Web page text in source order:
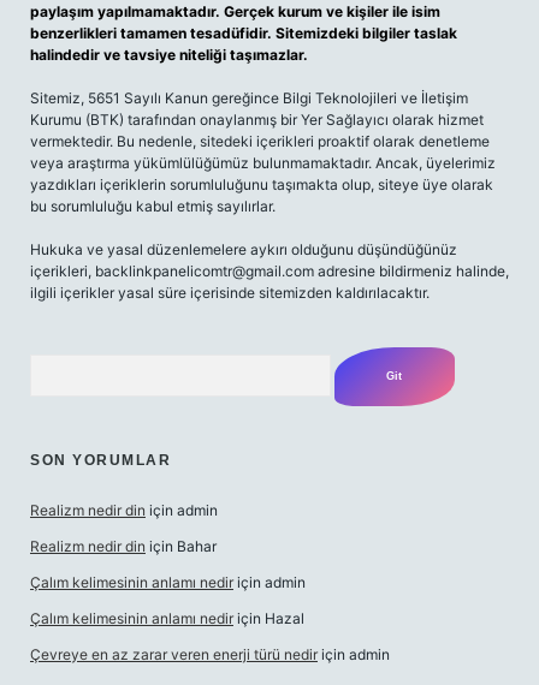
paylaşım yapılmamaktadır. Gerçek kurum ve kişiler ile isim
benzerlikleri tamamen tesadüfidir. Sitemizdeki bilgiler taslak
halindedir ve tavsiye niteliği taşımazlar.
Sitemiz, 5651 Sayılı Kanun gereğince Bilgi Teknolojileri ve İletişim
Kurumu (BTK) tarafından onaylanmış bir Yer Sağlayıcı olarak hizmet
vermektedir. Bu nedenle, sitedeki içerikleri proaktif olarak denetleme
veya araştırma yükümlülüğümüz bulunmamaktadır. Ancak, üyelerimiz
yazdıkları içeriklerin sorumluluğunu taşımakta olup, siteye üye olarak
bu sorumluluğu kabul etmiş sayılırlar.
Hukuka ve yasal düzenlemelere aykırı olduğunu düşündüğünüz
içerikleri, backlinkpanelicomtr@gmail.com adresine bildirmeniz halinde,
ilgili içerikler yasal süre içerisinde sitemizden kaldırılacaktır.
SON YORUMLAR
Realizm nedir din için admin
Realizm nedir din için Bahar
Çalım kelimesinin anlamı nedir için admin
Çalım kelimesinin anlamı nedir için Hazal
Çevreye en az zarar veren enerji türü nedir için admin